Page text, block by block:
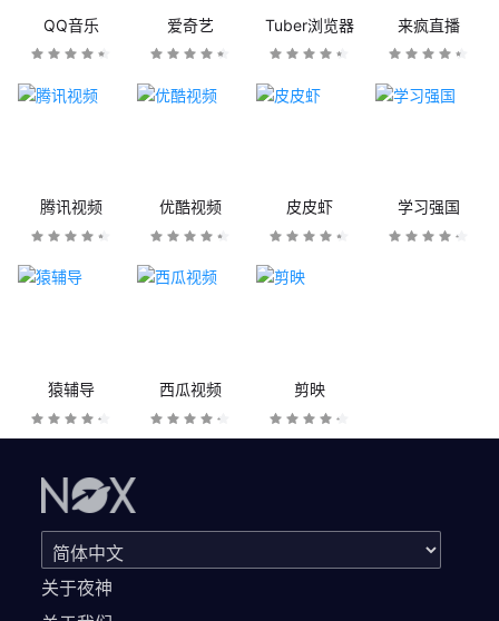
QQ音乐 爱奇艺 Tuber浏览器 来疯直播
腾讯视频 优酷视频 皮皮虾 学习强国
猿辅导 西瓜视频 剪映
关于夜神